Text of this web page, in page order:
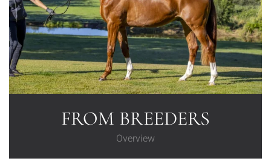
FROM BREEDERS
Overview